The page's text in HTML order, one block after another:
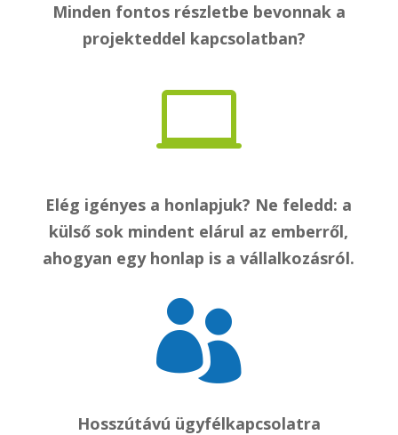
Minden fontos részletbe bevonnak a
projekteddel kapcsolatban?

Elég igényes a honlapjuk? Ne feledd: a
külső sok mindent elárul az emberről,
ahogyan egy honlap is a vállalkozásról.

Hosszútávú ügyfélkapcsolatra